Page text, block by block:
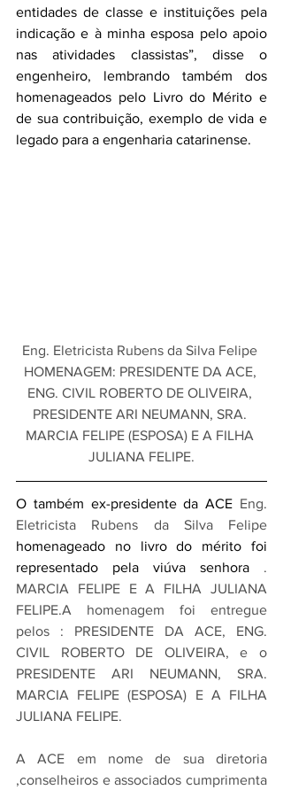
entidades de classe e instituições pela
indicação e à minha esposa pelo apoio
nas atividades classistas”, disse o
engenheiro, lembrando também dos
homenageados pelo Livro do Mérito e
de sua contribuição, exemplo de vida e
legado para a engenharia catarinense.
Eng. Eletricista Rubens da Silva Felipe
HOMENAGEM: PRESIDENTE DA ACE,
ENG. CIVIL ROBERTO DE OLIVEIRA,
PRESIDENTE ARI NEUMANN, SRA.
MARCIA FELIPE (ESPOSA) E A FILHA
JULIANA FELIPE.
O também ex-presidente da ACE Eng.
Eletricista Rubens da Silva Felipe
homenageado no livro do mérito foi
representado pela viúva senhora .
MARCIA FELIPE E A FILHA JULIANA
FELIPE.A homenagem foi entregue
pelos : PRESIDENTE DA ACE, ENG.
PRESIDENTE ARI NEUMANN, SRA.
MARCIA FELIPE (ESPOSA) E A FILHA
JULIANA FELIPE.
A ACE em nome de sua diretoria
,conselheiros e associados cumprimenta